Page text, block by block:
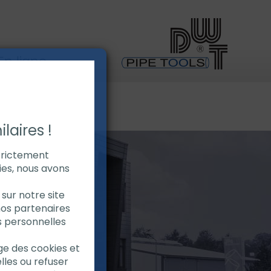
ligne
!
nous avons
notre site
partenaires
personnelles
des cookies et
ou refuser